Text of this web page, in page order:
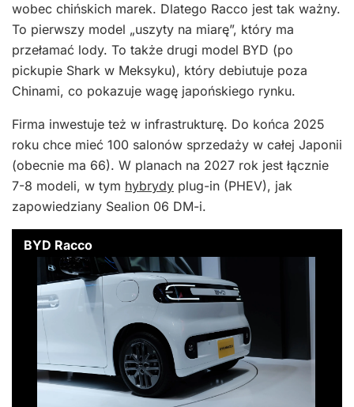
wobec chińskich marek. Dlatego Racco jest tak ważny.
To pierwszy model „uszyty na miarę”, który ma
przełamać lody. To także drugi model BYD (po
pickupie Shark w Meksyku), który debiutuje poza
Chinami, co pokazuje wagę japońskiego rynku.
Firma inwestuje też w infrastrukturę. Do końca 2025
roku chce mieć 100 salonów sprzedaży w całej Japonii
(obecnie ma 66). W planach na 2027 rok jest łącznie
7-8 modeli, w tym hybrydy plug-in (PHEV), jak
zapowiedziany Sealion 06 DM-i.
BYD Racco